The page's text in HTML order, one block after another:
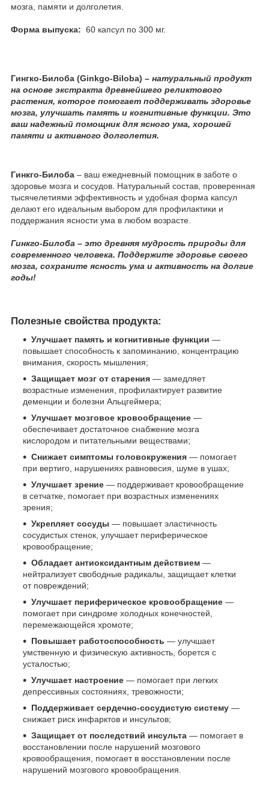
мозга, памяти и долголетия.
Форма выпуска: 60 капсул по 300 мг.
Гингко-Билоба (Ginkgo-Biloba) – натуральный продукт
на основе экстракта древнейшего реликтового
растения, которое помогает поддерживать здоровье
мозга, улучшать память и когнитивные функции. Это
ваш надежный помощник для ясного ума, хорошей
памяти и активного долголетия.
Гинкго-Билоба – ваш ежедневный помощник в заботе о
здоровье мозга и сосудов. Натуральный состав, проверенная
тысячелетиями эффективность и удобная форма капсул
делают его идеальным выбором для профилактики и
поддержания ясности ума в любом возрасте.
Гинкго-Билоба – это древняя мудрость природы для
современного человека. Поддержите здоровье своего
мозга, сохраните ясность ума и активность на долгие
годы!
Полезные свойства продукта:
Улучшает память и когнитивные функции —
повышает способность к запоминанию, концентрацию
внимания, скорость мышления;
Защищает мозг от старения — замедляет
возрастные изменения, профилактирует развитие
деменции и болезни Альцгеймера;
Улучшает мозговое кровообращение —
обеспечивает достаточное снабжение мозга
кислородом и питательными веществами;
Снижает симптомы головокружения — помогает
при вертиго, нарушениях равновесия, шуме в ушах;
Улучшает зрение — поддерживает кровообращение
в сетчатке, помогает при возрастных изменениях
зрения;
Укрепляет сосуды — повышает эластичность
сосудистых стенок, улучшает периферическое
кровообращение;
Обладает антиоксидантным действием —
нейтрализует свободные радикалы, защищает клетки
от повреждений;
Улучшает периферическое кровообращение —
помогает при синдроме холодных конечностей,
перемежающейся хромоте;
Повышает работоспособность — улучшает
умственную и физическую активность, борется с
усталостью;
Улучшает настроение — помогает при легких
депрессивных состояниях, тревожности;
Поддерживает сердечно-сосудистую систему —
снижает риск инфарктов и инсультов;
Защищает от последствий инсульта — помогает в
восстановлении после нарушений мозгового
кровообращения, помогает в восстановлении после
нарушений мозгового кровообращения.